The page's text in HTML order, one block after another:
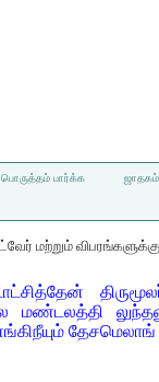
பொருத்தம் பார்க்க
மற்றும்
மண்டலத்தி
தேசமெலாங்